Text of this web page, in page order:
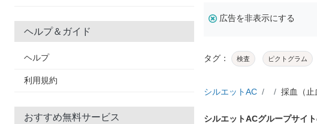
ヘルプ＆ガイド
ヘルプ
利用規約
おすすめ無料サービス
広告を非表示にする
タグ： 検査 ピクトグラム
シルエットAC 採血（止
シルエットACグループサイ